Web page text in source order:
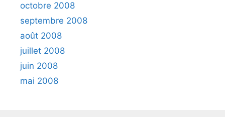
octobre 2008
septembre 2008
août 2008
juillet 2008
juin 2008
mai 2008